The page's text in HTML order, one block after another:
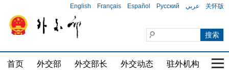
English Français Español Русский عربي 关怀版
首页 外交部 外交部长 外交动态 驻外机构 国